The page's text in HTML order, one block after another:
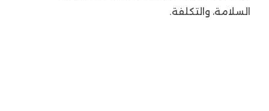
السلامة، والتكلفة.